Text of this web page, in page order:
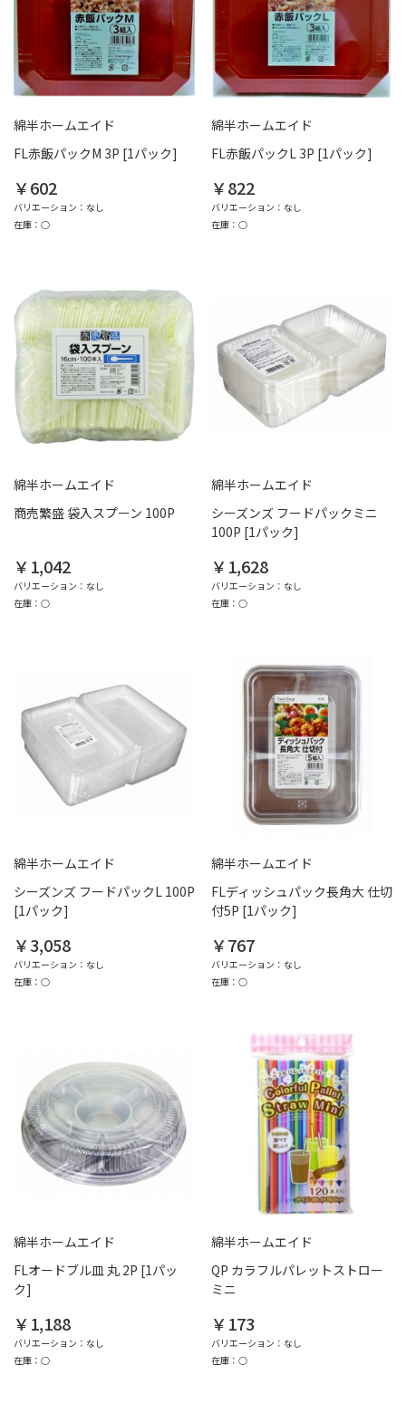
綿半ホームエイド
FL赤飯パックM 3P [1パック]
￥602
バリエーション：なし
在庫：○
綿半ホームエイド
FL赤飯パックL 3P [1パック]
￥822
バリエーション：なし
在庫：○
綿半ホームエイド
商売繁盛 袋入スプーン 100P
￥1,042
バリエーション：なし
在庫：○
綿半ホームエイド
シーズンズ フードパックミニ
100P [1パック]
￥1,628
バリエーション：なし
在庫：○
綿半ホームエイド
シーズンズ フードパックL 100P
[1パック]
￥3,058
バリエーション：なし
在庫：○
綿半ホームエイド
FLディッシュパック長角大 仕切
付5P [1パック]
￥767
バリエーション：なし
在庫：○
綿半ホームエイド
FLオードブル皿 丸 2P [1パッ
ク]
￥1,188
バリエーション：なし
在庫：○
綿半ホームエイド
QP カラフルパレットストロー
ミニ
￥173
バリエーション：なし
在庫：○